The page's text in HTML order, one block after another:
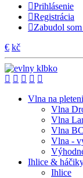
Prihlásenie
Registrácia
Zabudol
€ kč
Vlna na
Vlna
Vlna
Vlna
Vlna -
Ihlice &
Ihlice